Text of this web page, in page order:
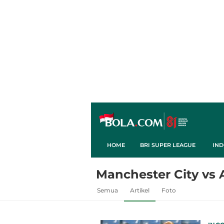
HOME BRI SUPER LEAGUE
Manchester City vs
Semua Artikel Foto